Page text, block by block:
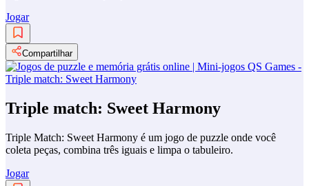
Jogar
Compartilhar
Triple match: Sweet Harmony
Triple Match: Sweet Harmony é um jogo de puzzle onde você
coleta peças, combina três iguais e limpa o tabuleiro.
Jogar